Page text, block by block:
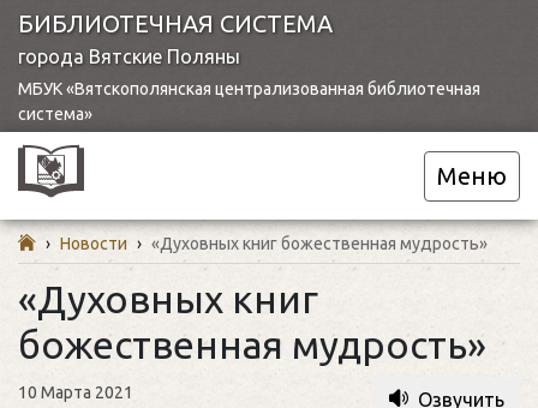
БИБЛИОТЕЧНАЯ СИСТЕМА
города Вятские Поляны
МБУК «Вятскополянская централизованная библиотечная
система»
Меню
› Новости › «Духовных книг божественная мудрость»
«Духовных книг
божественная мудрость»
10 Марта 2021 Озвучить